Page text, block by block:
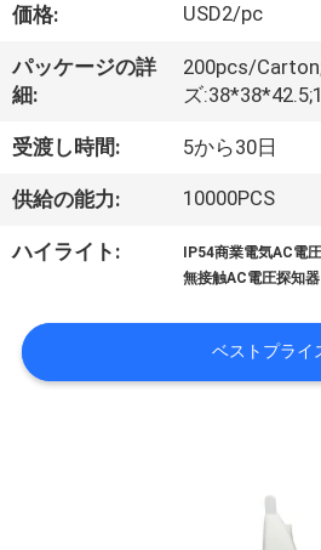
に
つ
い
て
工
場
旅
価格: USD2/pc
パッケージの詳
細:
200pcs/
ズ
受渡し時間: 5から30日
供給の能力: 10000PCS
ハイライト: IP54商業電気AC電
無接触AC電圧探知器
ベストプライ